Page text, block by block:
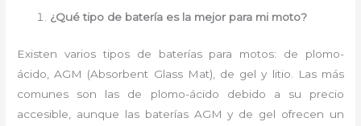
¿Qué tipo de batería es la mejor para mi moto?
Existen varios tipos de baterías para motos: de plomo-
ácido, AGM (Absorbent Glass Mat), de gel y litio. Las más
comunes son las de plomo-ácido debido a su precio
accesible, aunque las baterías AGM y de gel ofrecen un